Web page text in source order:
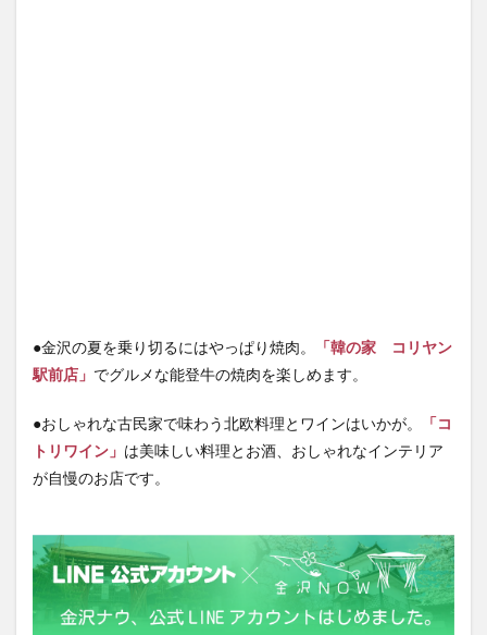
●金沢の夏を乗り切るにはやっぱり焼肉。
「韓の家 コリヤン
駅前店」 でグルメな能登牛の焼肉を楽しめます。
●おしゃれな古民家で味わう北欧料理とワインはいかが。
「コ
トリワイン」 は美味しい料理とお酒、おしゃれなインテリア
が自慢のお店です。